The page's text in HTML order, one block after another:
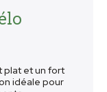
plat et un fort
idéale pour